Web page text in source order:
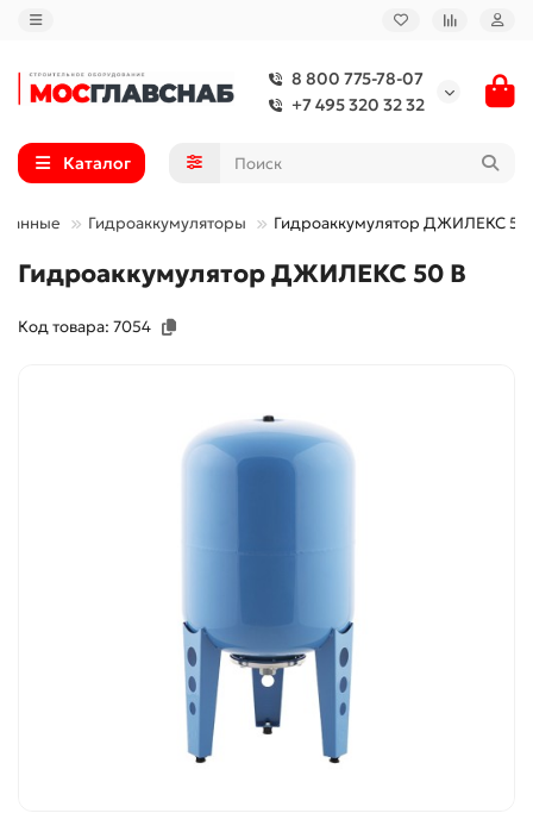
8 800 775-78-07
+7 495 320 32 32
Каталог
Гидроаккумуляторы Гидроаккумулятор ДЖИЛЕКС 50
Гидроаккумулятор ДЖИЛЕКС 50 В
Код товара: 7054